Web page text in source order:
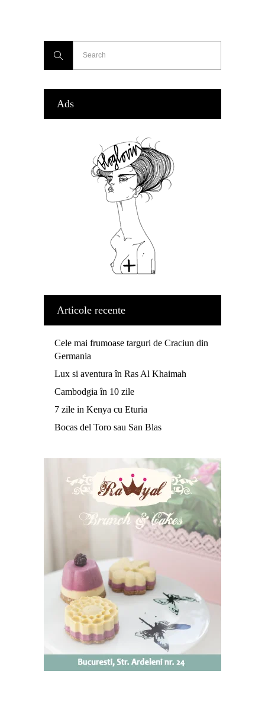
Ads
Articole recente
Cele mai frumoase targuri de Craciun din
Germania
Lux si aventura în Ras Al Khaimah
Cambodgia în 10 zile
7 zile in Kenya cu Eturia
Bocas del Toro sau San Blas